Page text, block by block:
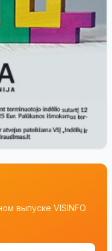
выпуске VISINFO